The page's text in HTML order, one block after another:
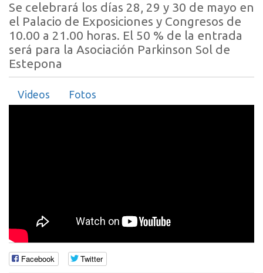
Se celebrará los días 28, 29 y 30 de mayo en
el Palacio de Exposiciones y Congresos de
10.00 a 21.00 horas. El 50 % de la entrada
será para la Asociación Parkinson Sol de
Estepona
Videos Fotos
Facebook Twitter